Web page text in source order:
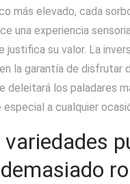
más elevado, cada
una experiencia
justifica su valor. La
la garantía de disfrutar
deleitará los paladares
especial a cualquier